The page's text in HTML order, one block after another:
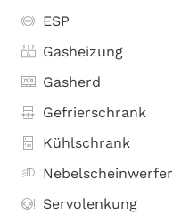
ESP
Gasheizung
Gasherd
Gefrierschrank
Kühlschrank
Nebelscheinwerfer
Servolenkung